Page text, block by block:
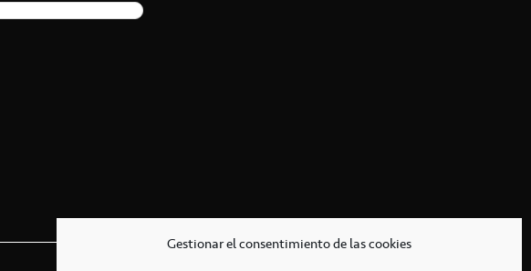
Gestionar el consentimiento de las cookies